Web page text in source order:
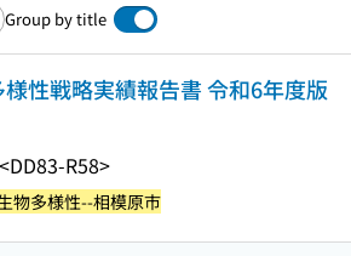
Group by title
性戦略実績報告書 令和6年度版
<DD83-R58>
物多様性--相模原市